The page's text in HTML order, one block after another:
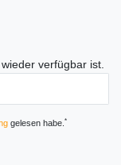
verfügbar ist.
gelesen habe. *